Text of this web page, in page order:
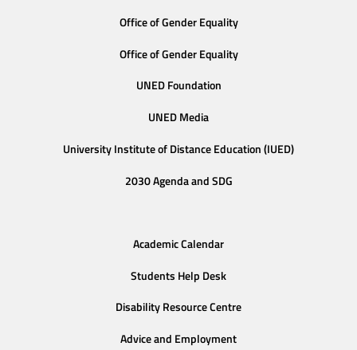
Office of Gender Equality
Office of Gender Equality
UNED Foundation
UNED Media
University Institute of Distance Education (IUED)
2030 Agenda and SDG
Academic Calendar
Students Help Desk
Disability Resource Centre
Advice and Employment